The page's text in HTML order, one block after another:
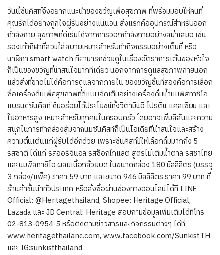
วันนี้ซันคิสท์จึงอยากแนะนำของขวัญเพื่อสุขภาพ ที่พร้อมมอบให้คนที่
คุณรักได้อย่างถูกใจผู้รับอย่างแน่นอน สิ่งแรกคืออุปกรณ์สำหรับออก
กำลังกาย สุขภาพที่ดีเริ่มได้จากการออกกำลังกายอย่างสม่ำเสมอ เช่น
รองเท้ากีฬาที่สวมใส่สบายเหมาะสำหรับทำกิจกรรมอย่างเต็มที่ หรือ
นาฬิกา smart watch ที่สามารถช่วยดูในเรื่องอัตราการเต้นของหัวใจ
ก็เป็นของขวัญที่น่าสนใจมากทีเดียว นอกจากการดูแลสุขภาพภายนอก
แล้วสิ่งที่ขาดไม่ได้คือการดูแลจากภายใน ของขวัญชิ้นที่สองคือการเลือก
ซื้อเครื่องดื่มเพื่อสุขภาพที่ดีแบบจัดเต็มอย่างเครื่องดื่มน้ำนมพิสทาชิโอ
แบรนด์ซันคิสท์ ดื่มอร่อยได้ประโยชน์ทั้งวิตามินอี โปรตีน แคลเซียม และ
ใยอาหารสูง เหมาะสำหรับทุกคนในครอบครัว โดยอาจเพิ่มสีสันและความ
สนุกในการทำกล่องสุ่มจากนมซันคิสท์ก็เป็นไอเดียที่น่าสนใจและสร้าง
ความตื่นเต้นแก่ผู้รับได้อีกด้วย เพราะซันคิสท์มีให้เลือกดื่มมากถึง 5
รสชาติ ได้แก่ รสออริจินอล รสช็อกโกแลต สูตรไม่เติมน้ำตาล รสชาไทย
และนมพิสทาชิโอ ผสมเนื้อกล้วยบด ในขนาดกล่อง 180 มิลลิลิตร (บรรจุ
3 กล่อง/แพ็ค) ราคา 59 บาท และขนาด 946 มิลลิลิตร ราคา 99 บาท ที่
ร้านค้าชั้นนำทั่วประเทศ หรือสั่งซื้อผ่านช่องทางออนไลน์ได้ที่ LINE
Official: @Heritagethailand, Shopee: Heritage Official,
Lazada และ JD Central: Heritage สอบถามข้อมูลเพิ่มเติมได้ที่โทร
02-813-0954-5 หรือติดตามข่าวสารและกิจกรรมต่างๆ ได้ที่
www.heritagethailand.com, www.facebook.com/SunkistTH
และ IG:sunkistthailand